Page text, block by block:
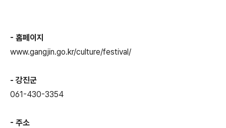
- 홈페이지
www.gangjin.go.kr/culture/festival/
- 강진군
061-430-3354
- 주소